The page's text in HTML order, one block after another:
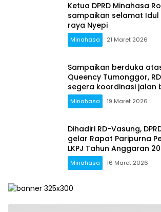
Ketua DPRD Minahasa
sampaikan selamat Idul
raya Nyepi
Minahasa 21 Maret 2026
Sampaikan berduka
Queency Tumonggor,
segera koordinasi jalan
dengan Provinsi
Minahasa 19 Maret 2026
Dihadiri RD-Vasung,
gelar Rapat Paripurna
LKPJ Tahun Anggaran
Minahasa 16 Maret 2026